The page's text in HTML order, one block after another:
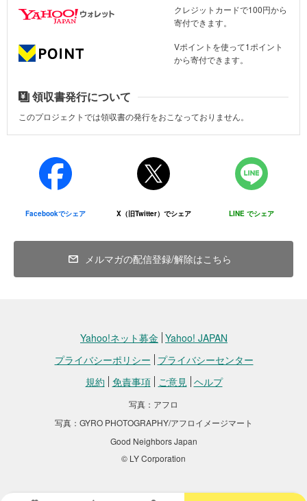
家畜の提供の前には、4日間の畜産研修を実施し、飼育管理や繁殖、
疾病予防に関する基礎的な知識の習得を支援しました。さらに、家
用の資材を配付し、家畜の盗難や野生動物による被害の防止に加
え、飼育環境および衛生環境の改善につなげました。
こうした支援を受けた方からは、「研修とヤギの提供のおかげで自
仕事にできると感じています」といった声が聞かれました。また、
支援を受けた他の方は、「双子のヤギが生まれました。今妊娠中の
と、将来への意欲を語ってくれました。
子ヤギの誕生を喜ぶ、支援を受けた難民世帯（2025年9月）
エチオピア各地において、人々の暮らしに、そして命に寄り添う支
クレジットカードで100円から
寄付できます。
Vポイントを使って1ポイント
から寄付できます。
領収書発行について
このプロジェクトでは領収書の発行をおこなっておりません。
Facebookでシェア X（旧Twitter）でシェア LINE でシェア
メルマガの配信登録/解除はこちら
Yahoo!ネット募金 Yahoo! JAPAN
プライバシーポリシー プライバシーセンター
規約 免責事項 ご意見 ヘルプ
写真：アフロ
写真：GYRO PHOTOGRAPHY/アフロイメージマート
Good Neighbors Japan
© LY Corporation